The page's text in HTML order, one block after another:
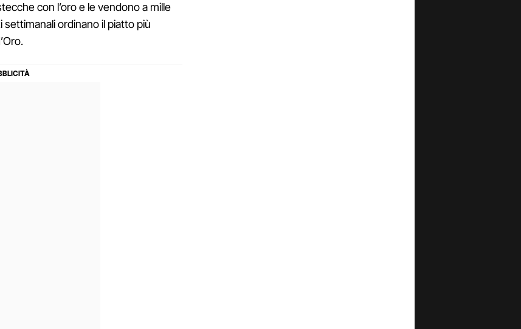
con l’oro e le vendono a mille
ordinano il piatto più